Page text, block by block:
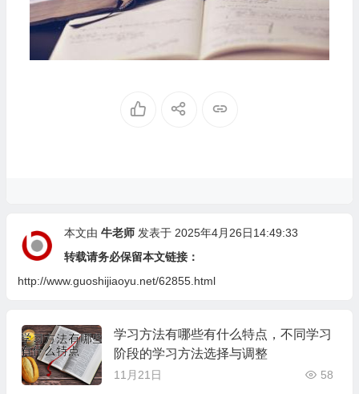
本文由 牛老师发表于 2025年4月26日14:49:33
转载请务必保留本文链接：
http://www.guoshijiaoyu.net/62855.html
学习方法有哪些有什么特点，不同学习
阶段的学习方法选择与调整
11月21日 58